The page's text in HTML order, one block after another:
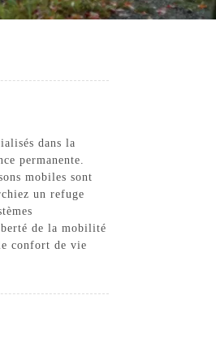
dans la
permanente.
mobiles sont
un refuge
de la mobilité
confort de vie